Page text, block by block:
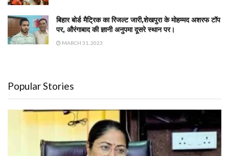
बिहार बोर्ड मैट्रिक का रिजल्ट जारी,शेखपुरा के मोहम्मद अशरफ टॉप
पर, औरंगाबाद की ज्ञानी अनुपमा दूसरे स्थान पर।
MARCH 31, 2023
Popular Stories